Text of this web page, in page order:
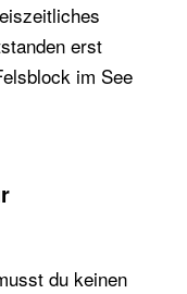
erst
im See
du keinen